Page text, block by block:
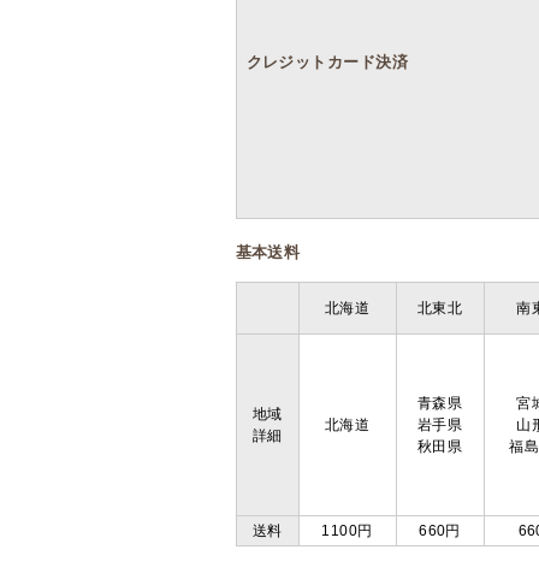
クレジットカード決済
基本送料
北海道 北東北 南
地域
詳細
北海道
青森県
岩手県
秋田県
宮
山
福
送料 1100円 660円